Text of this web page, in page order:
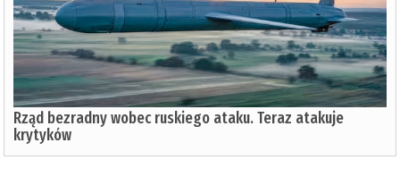
Rząd bezradny wobec ruskiego ataku. Teraz atakuje
krytyków